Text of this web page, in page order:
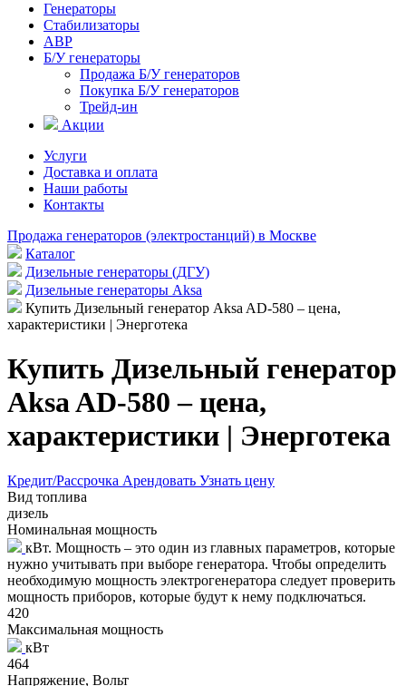
Генераторы
Стабилизаторы
АВР
Б/У генераторы
Продажа Б/У генераторов
Покупка Б/У генераторов
Трейд-ин
Акции
Услуги
Доставка и оплата
Наши работы
Контакты
Продажа генераторов (электростанций) в Москве
Каталог
Дизельные генераторы (ДГУ)
Дизельные генераторы Aksa
Купить Дизельный генератор Aksa AD-580 – цена,
характеристики | Энерготека
Купить Дизельный генератор
Aksa AD-580 – цена,
характеристики | Энерготека
Кредит/Рассрочка Арендовать Узнать цену
Вид топлива
дизель
Номинальная мощность
кВт. Мощность – это один из главных параметров, которые
нужно учитывать при выборе генератора. Чтобы определить
необходимую мощность электрогенератора следует проверить
мощность приборов, которые будут к нему подключаться.
420
Максимальная мощность
кВт
464
Напряжение, Вольт